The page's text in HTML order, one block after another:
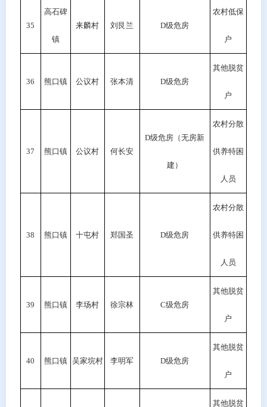
35
高石碑
镇
来麟村 刘艮兰 D级危房
农村低保
户
36 熊口镇 公议村 张本清 D级危房
其他脱贫
户
37 熊口镇 公议村 何长安
D级危房（无房新
建）
农村分散
供养特困
人员
38 熊口镇 十屯村 郑国圣 D级危房
农村分散
供养特困
人员
39 熊口镇 李场村 徐宗林 C级危房
其他脱贫
户
40 熊口镇 吴家垸村 李明军 D级危房
其他脱贫
户
其他脱贫